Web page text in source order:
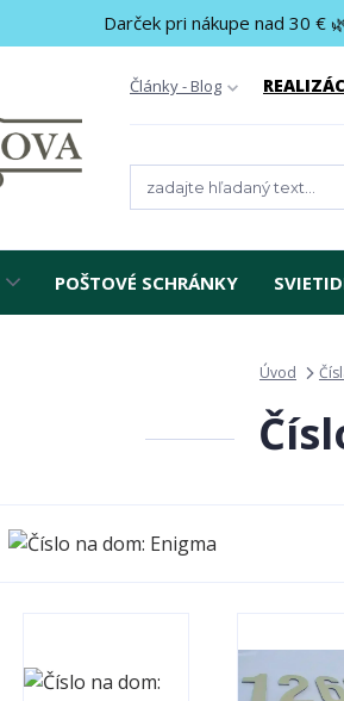
Darček pri nákupe nad 30 €
Články - Blog
POŠTOVÉ SCHRÁNKY
Úvod